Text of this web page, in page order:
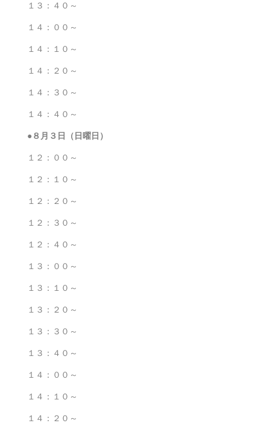
１３：４０～
１４：００～
１４：１０～
１４：２０～
１４：３０～
１４：４０～
●８月３日（日曜日）
１２：００～
１２：１０～
１２：２０～
１２：３０～
１２：４０～
１３：００～
１３：１０～
１３：２０～
１３：３０～
１３：４０～
１４：００～
１４：１０～
１４：２０～